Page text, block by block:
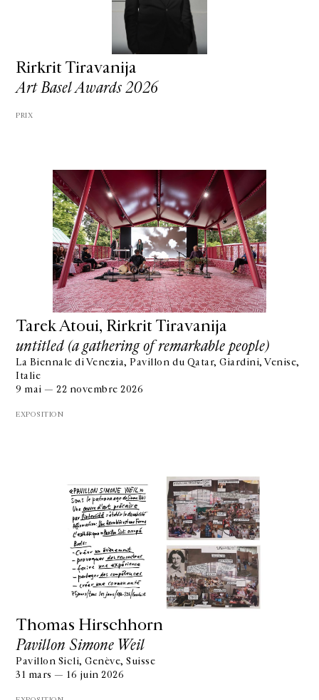
Rirkrit Tiravanija
Art Basel Awards 2026
PRIX
Tarek Atoui, Rirkrit Tiravanija
untitled (a gathering of remarkable people)
La Biennale di Venezia, Pavillon du Qatar, Giardini, Venise,
Italie
9 mai — 22 novembre 2026
EXPOSITION
Thomas Hirschhorn
Pavillon Simone Weil
Pavillon Sicli, Genève, Suisse
31 mars — 16 juin 2026